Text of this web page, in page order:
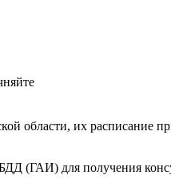
области, их расписание
(ГАИ) для получения